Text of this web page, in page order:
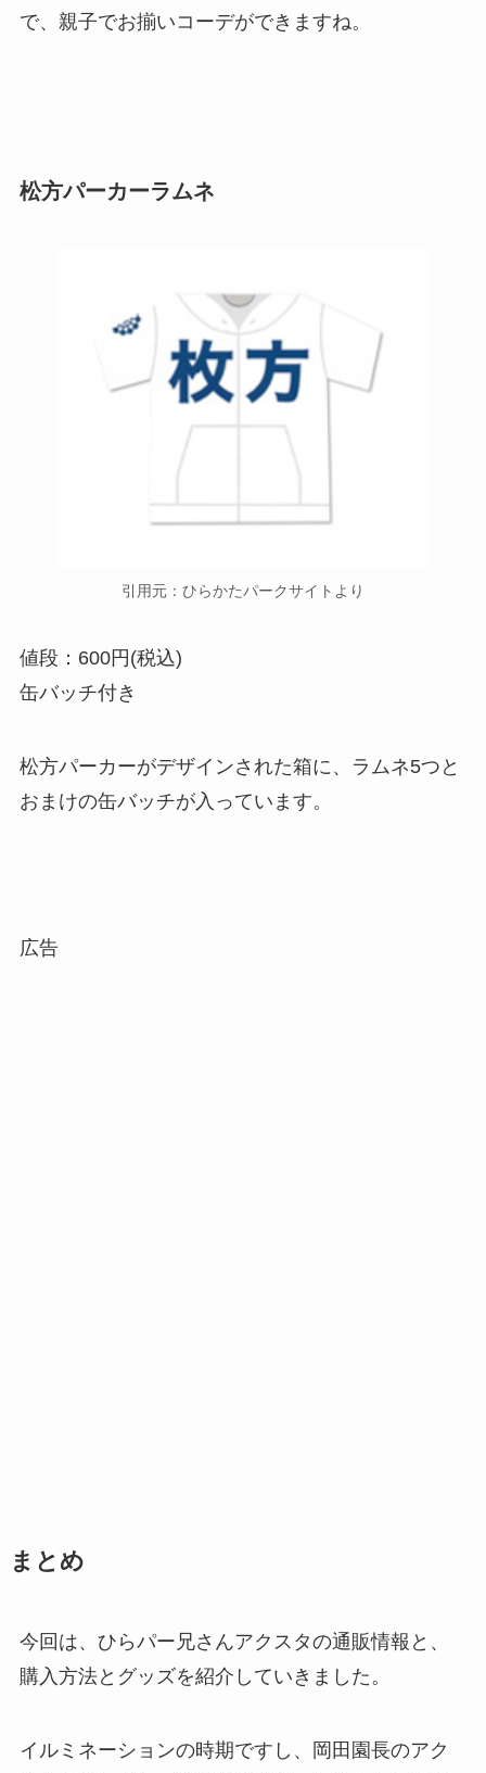
で、親子でお揃いコーデができますね。
松方パーカーラムネ
引用元：ひらかたパークサイトより
値段：600円(税込)
缶バッチ付き
松方パーカーがデザインされた箱に、ラムネ5つと
おまけの缶バッチが入っています。
広告
まとめ
今回は、ひらパー兄さんアクスタの通販情報と、
購入方法とグッズを紹介していきました。
イルミネーションの時期ですし、岡田園長のアク